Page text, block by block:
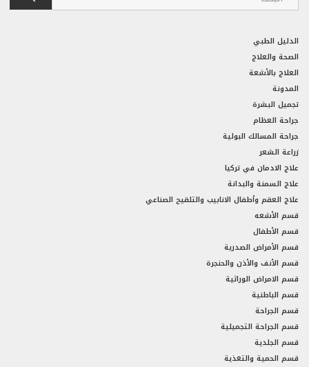
الدليل الطبي
الصحة والعلاج
العلاج بالأشعة
المدونة
تجميل البشرة
جراحة العظام
جراحة المسالك البولية
زراعة الشعر
علاج الادمان في تركيا
علاج السمنة والبدانة
علاج العقم وأطفال الانابيب والتلقيح الصناعي
قسم الأشعه
قسم الأطفال
قسم الأمراض الصدرية
قسم الأنف والأذن والحنجرة
قسم الامراض الوراثية
قسم الباطنية
قسم الجراحة
قسم الجراحة التجميلية
قسم الجلدية
قسم الحمية والتغذية